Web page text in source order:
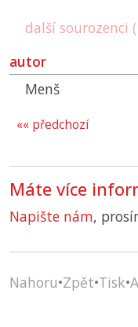
další sourozenci
autor
Menš
«« předchozí
Máte více
Napište nám,
Nahoru•Zpět•Tisk•